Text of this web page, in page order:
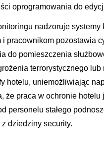
oprogramowania do
nadzoruje
pracownikom pozostawia
do pomieszczenia
terrorystycznego
hotelu, uniemożliwiając
że praca w ochronie
personelu stałego
dziedziny security.